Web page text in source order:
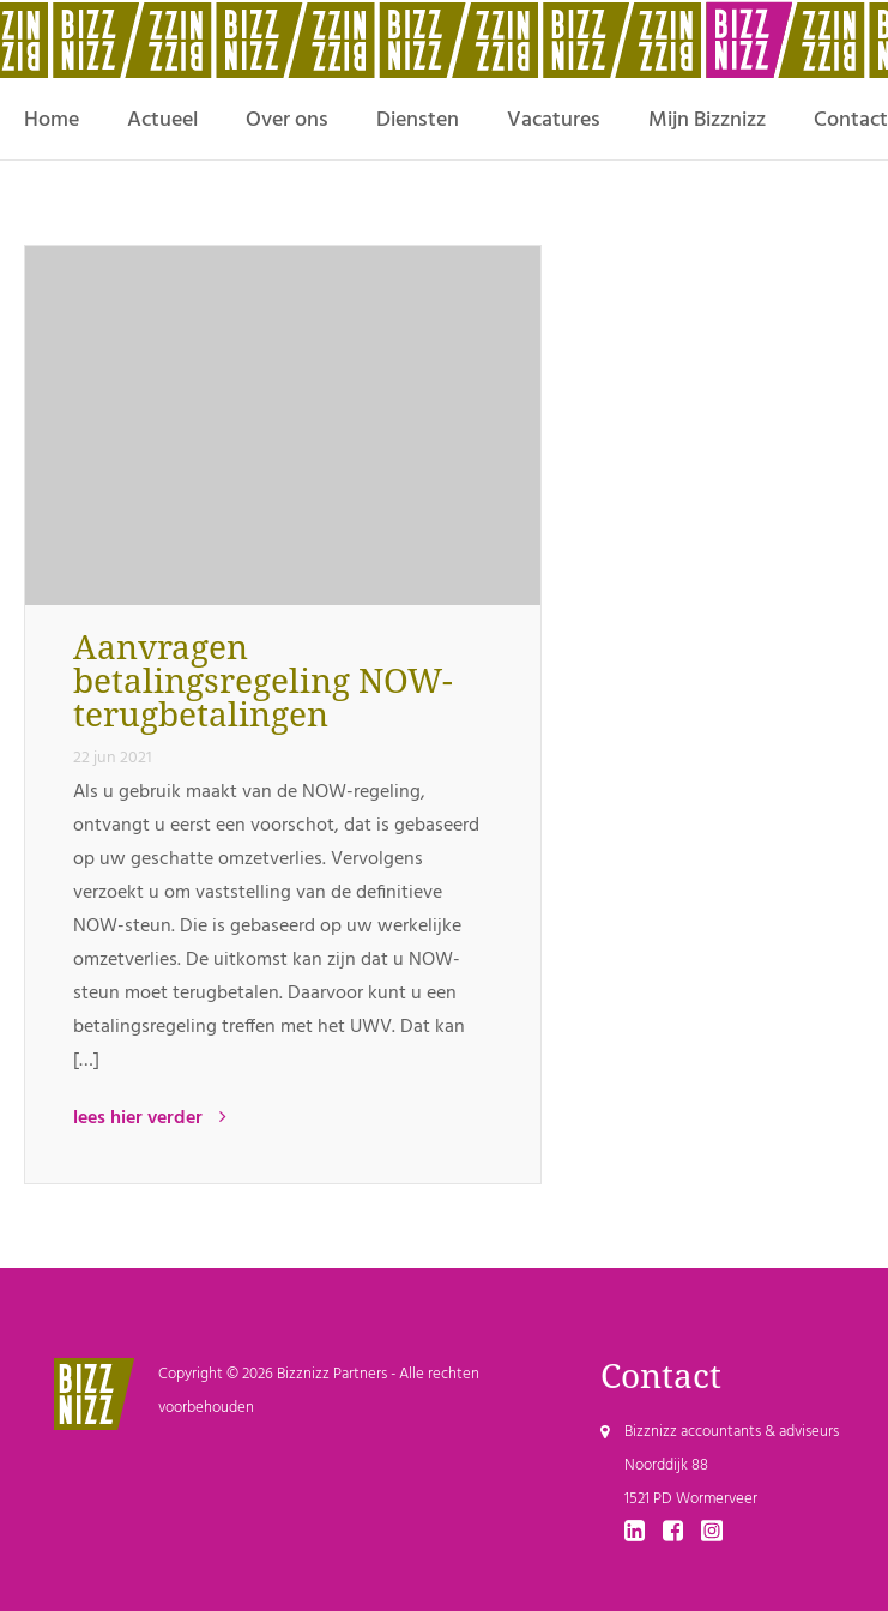
Home Actueel Over ons Diensten Vacatures Mijn Bizznizz Contact
Aanvragen
betalingsregeling NOW-
terugbetalingen
22 jun 2021
Als u gebruik maakt van de NOW-regeling,
ontvangt u eerst een voorschot, dat is gebaseerd
op uw geschatte omzetverlies. Vervolgens
verzoekt u om vaststelling van de definitieve
NOW-steun. Die is gebaseerd op uw werkelijke
omzetverlies. De uitkomst kan zijn dat u NOW-
steun moet terugbetalen. Daarvoor kunt u een
betalingsregeling treffen met het UWV. Dat kan
[…]
lees hier verder
Copyright © 2026 Bizznizz Partners - Alle rechten
voorbehouden
Contact
Bizznizz accountants & adviseurs
Noorddijk 88
1521 PD Wormerveer